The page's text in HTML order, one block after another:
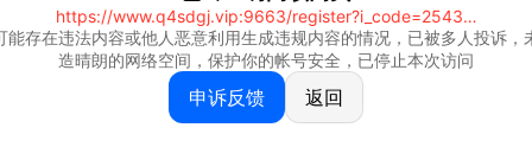
https://www.q4sdgj.vip:9663/register?i_code=25430844
能存在违法内容或他人恶意利用生成违规内容的情况，已被多人投诉，
造晴朗的网络空间，保护你的帐号安全，已停止本次访问
申诉反馈 返回